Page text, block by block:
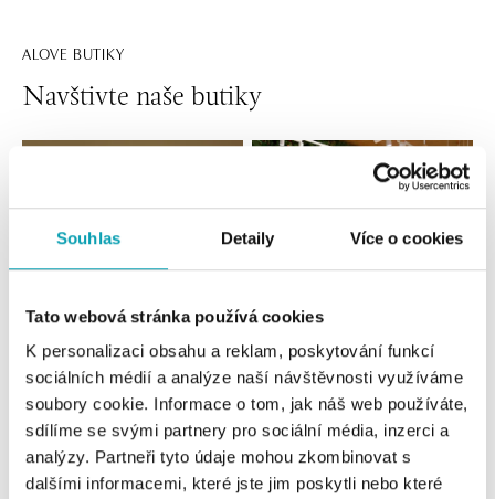
Souhlas Detaily Více o cookies
Tato webová stránka používá cookies
K personalizaci obsahu a reklam, poskytování funkcí
sociálních médií a analýze naší návštěvnosti využíváme
soubory cookie. Informace o tom, jak náš web používáte,
sdílíme se svými partnery pro sociální média, inzerci a
analýzy. Partneři tyto údaje mohou zkombinovat s
dalšími informacemi, které jste jim poskytli nebo které
ALOVE BUTIKY
Navštivte naše butiky
Všechny Česko Slovensko
ALOve OC Nový Smíchov, Praha 5
Plzeňská 8, 150 00 Praha 5 - Anděl
tel.: +420736509250